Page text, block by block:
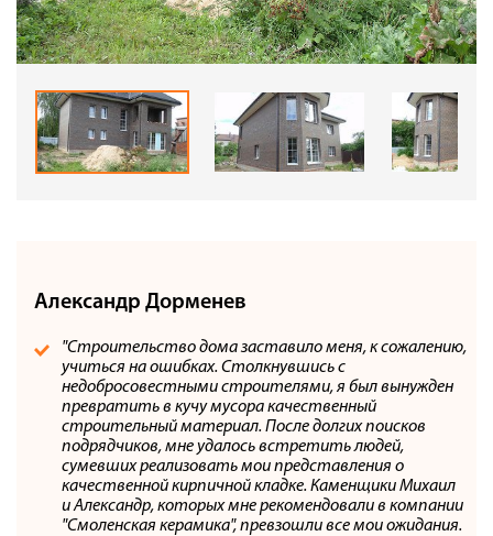
Александр Дорменев
"Строительство дома заставило меня, к сожалению,
учиться на ошибках. Столкнувшись с
недобросовестными строителями, я был вынужден
превратить в кучу мусора качественный
строительный материал. После долгих поисков
подрядчиков, мне удалось встретить людей,
сумевших реализовать мои представления о
качественной кирпичной кладке. Каменщики Михаил
и Александр, которых мне рекомендовали в компании
"Смоленская керамика", превзошли все мои ожидания.